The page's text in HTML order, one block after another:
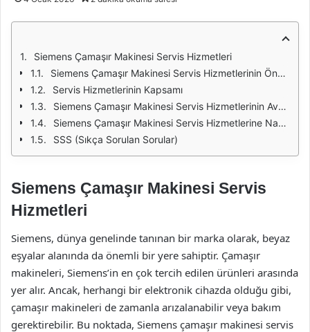
Siemens Çamaşır Makinesi Servis Hizmetleri
Siemens Çamaşır Makinesi Servis Hizmetlerinin Önemi
Servis Hizmetlerinin Kapsamı
Siemens Çamaşır Makinesi Servis Hizmetlerinin Avantajları
Siemens Çamaşır Makinesi Servis Hizmetlerine Nasıl Erişilir?
SSS (Sıkça Sorulan Sorular)
Siemens Çamaşır Makinesi Servis
Hizmetleri
Siemens, dünya genelinde tanınan bir marka olarak, beyaz
eşyalar alanında da önemli bir yere sahiptir. Çamaşır
makineleri, Siemens’in en çok tercih edilen ürünleri arasında
yer alır. Ancak, herhangi bir elektronik cihazda olduğu gibi,
çamaşır makineleri de zamanla arızalanabilir veya bakım
gerektirebilir. Bu noktada, Siemens çamaşır makinesi servis